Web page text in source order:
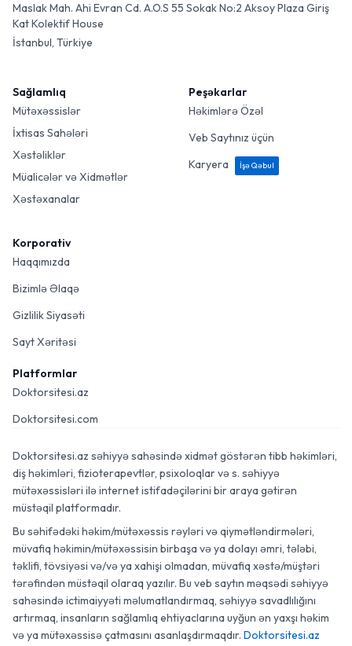
Maslak Mah. Ahi Evran Cd. A.O.S 55 Sokak No:2 Aksoy Plaza Giriş
Kat Kolektif House
İstanbul, Türkiye
Sağlamlıq
Mütəxəssislər
İxtisas Sahələri
Xəstəliklər
Müalicələr və Xidmətlər
Xəstəxanalar
Peşəkarlar
Həkimlərə Özəl
Veb Saytınız üçün
Karyera
İşə Qəbul
Korporativ
Haqqımızda
Bizimlə Əlaqə
Gizlilik Siyasəti
Sayt Xəritəsi
Platformlar
Doktorsitesi.az
Doktorsitesi.com
Doktorsitesi.az səhiyyə sahəsində xidmət göstərən tibb həkimləri,
diş həkimləri, fizioterapevtlər, psixoloqlar və s. səhiyyə
mütəxəssisləri ilə internet istifadəçilərini bir araya gətirən
müstəqil platformadır.
Bu səhifədəki həkim/mütəxəssis rəyləri və qiymətləndirmələri,
müvafiq həkimin/mütəxəssisin birbaşa və ya dolayı əmri, tələbi,
təklifi, tövsiyəsi və/və ya xahişi olmadan, müvafiq xəstə/müştəri
tərəfindən müstəqil olaraq yazılır. Bu veb saytın məqsədi səhiyyə
sahəsində ictimaiyyəti məlumatlandırmaq, səhiyyə savadlılığını
artırmaq, insanların sağlamlıq ehtiyaclarına uyğun ən yaxşı həkim
və ya mütəxəssisə çatmasını asanlaşdırmaqdır. Doktorsitesi.az